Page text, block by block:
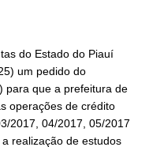
do Estado do Piauí
um pedido do
para que a prefeitura de
operações de crédito
2017, 04/2017, 05/2017
realização de estudos